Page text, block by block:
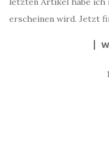
erscheinen wird. Jetzt